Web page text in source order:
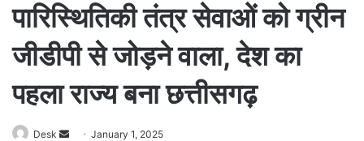
पारिस्थितिकी तंत्र सेवाओं को ग्रीन
जीडीपी से जोड़ने वाला, देश का
पहला राज्य बना छत्तीसगढ़
Desk January 1, 2025